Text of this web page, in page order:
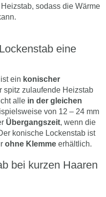
sodass die Wärme
eine
ein konischer
spitz zulaufende Heizstab
alle in der gleichen
von 12 – 24 mm
Übergangszeit, wenn die
konische Lockenstab ist
ohne Klemme erhältlich.
bei kurzen Haaren